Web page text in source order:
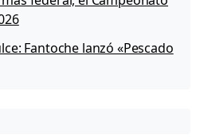
Fantoche lanzó «Pescado